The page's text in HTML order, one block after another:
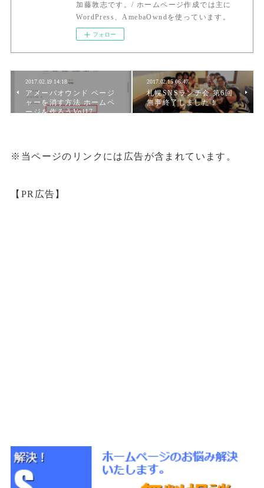
加藤敦志です。/ ホームページ作成では主に
WordPress、AmebaOwndを使っています。
フォロー
2017.02.19 14:18
アメーバオウンド ページ
ャーを消す方法 ホームペ
ージを作ろうVol17
2017.02.15 06:47
札幌SNSランチ会 第6回
無事終了しました！
※当ページのリンクには広告が含まれています。
【PR広告】